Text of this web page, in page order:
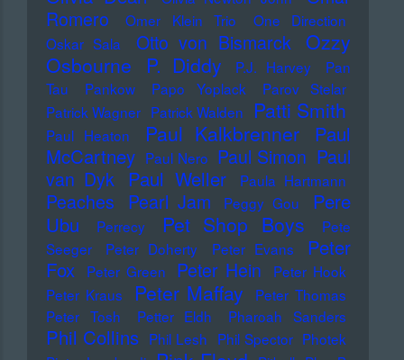
Romero
Omer Klein Trio
One Direction
Oskar Sala
Otto von Bismarck Ozzy
Osbourne
P. Diddy P.J. Harvey
Pan
Tau
Pankow Papo Yoplack
Parov Stelar
Patrick Wagner Patrick Walden Patti Smith
Paul Heaton Paul Kalkbrenner
Paul
McCartney Paul Nero Paul Simon Paul
van Dyk Paul Weller Paula Hartmann
Peaches Pearl Jam Peggy Gou
Pere
Ubu
Perrecy Pet Shop Boys
Pete
Seeger
Peter Doherty Peter Evans
Peter
Fox
Peter Green Peter Hein
Peter Hook
Peter Kraus
Peter Maffay
Peter Thomas
Peter Tosh
Petter Eldh Pharoah Sanders
Phil Collins Phil Lesh Phil Spector Photek